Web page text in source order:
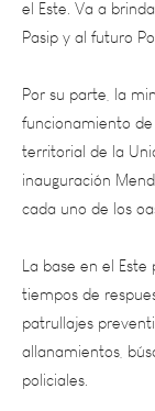
Por su parte, la
funcionamiento
territorial de la
inauguración
cada uno de los
La base en el
tiempos de
patrullajes
allanamientos,
policiales.